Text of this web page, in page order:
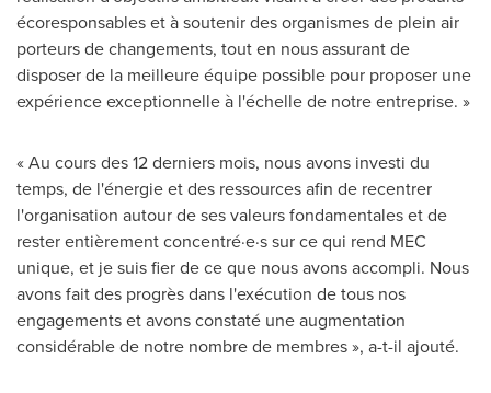
écoresponsables et à soutenir des organismes de plein air
porteurs de changements, tout en nous assurant de
disposer de la meilleure équipe possible pour proposer une
expérience exceptionnelle à l'échelle de notre entreprise. »
« Au cours des 12 derniers mois, nous avons investi du
temps, de l'énergie et des ressources afin de recentrer
l'organisation autour de ses valeurs fondamentales et de
rester entièrement concentré·e·s sur ce qui rend MEC
unique, et je suis fier de ce que nous avons accompli. Nous
avons fait des progrès dans l'exécution de tous nos
engagements et avons constaté une augmentation
considérable de notre nombre de membres », a-t-il ajouté.